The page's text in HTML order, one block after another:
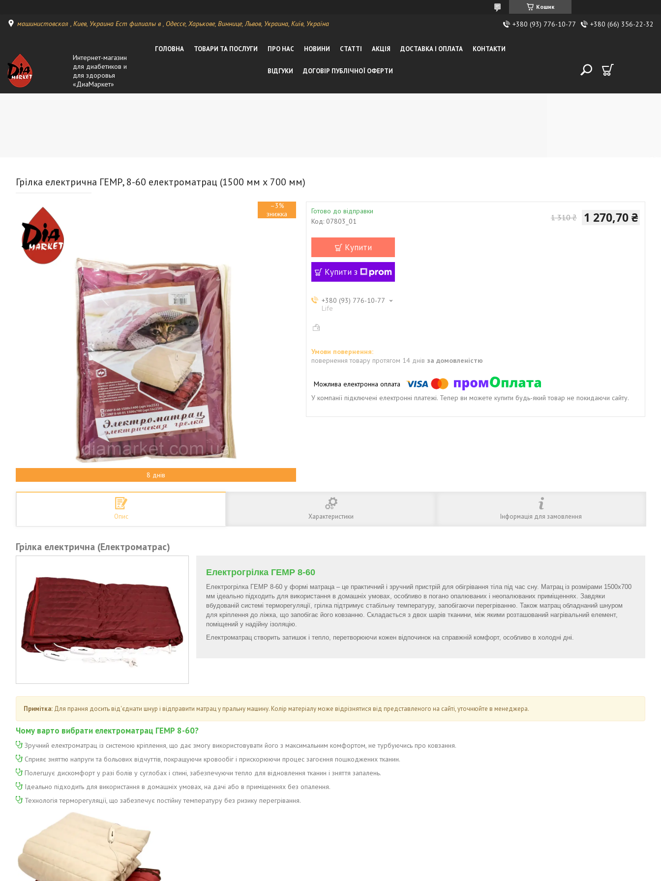
Кошик
машинистовская , Киев, Украина Ест филиалы в , Одессе, Харькове, Виннице, Львов, Украина, Київ, Україна +380 (93) 776-10-77 +380 (66) 356-22-32
Интернет-магазин
для диабетиков и
для здоровья
«ДиаМаркет»
ГОЛОВНА ТОВАРИ ТА ПОСЛУГИ ПРО НАС НОВИНИ СТАТТІ АКЦІЯ ДОСТАВКА І ОПЛАТА КОНТАКТИ
ВІДГУКИ ДОГОВІР ПУБЛІЧНОЇ ОФЕРТИ
Грілка електрична ГЕМР, 8-60 електроматрац (1500 мм х 700 мм)
–3%
8 днів
Готово до відправки
Код: 07803_01 1 310 ₴ 1 270,70 ₴
Купити
Купити з
+380 (93) 776-10-77
Life
повернення товару протягом 14 днів за домовленістю
У компанії підключені електронні платежі. Тепер ви можете купити будь-який товар не покидаючи сайту.
Опис Характеристики Інформація для замовлення
Грілка електрична (Електроматрас)
Електрогрілка ГЕМР 8-60
Електрогрілка ГЕМР 8-60 у формі матраца – це практичний і зручний пристрій для обігрівання тіла під час сну. Матрац із розмірами 1500х700
мм ідеально підходить для використання в домашніх умовах, особливо в погано опалюваних і неопалюваних приміщеннях. Завдяки
вбудованій системі терморегуляції, грілка підтримує стабільну температуру, запобігаючи перегріванню. Також матрац обладнаний шнуром
для кріплення до ліжка, що запобігає його ковзанню. Складається з двох шарів тканини, між якими розташований нагрівальний елемент,
поміщений у надійну ізоляцію.
Електроматрац створить затишок і тепло, перетворюючи кожен відпочинок на справжній комфорт, особливо в холодні дні.
Примітка: Для прання досить від'єднати шнур і відправити матрац у пральну машину. Колір матеріалу може відрізнятися від представленого на сайті, уточнюйте в менеджера.
Чому варто вибрати електроматрац ГЕМР 8-60?
Зручний електроматрац із системою кріплення, що дає змогу використовувати його з максимальним комфортом, не турбуючись про ковзання.
Сприяє зняттю напруги та больових відчуттів, покращуючи кровообіг і прискорюючи процес загоєння пошкоджених тканин.
Полегшує дискомфорт у разі болів у суглобах і спині, забезпечуючи тепло для відновлення тканин і зняття запалень.
Ідеально підходить для використання в домашніх умовах, на дачі або в приміщеннях без опалення.
Технологія терморегуляції, що забезпечує постійну температуру без ризику перегрівання.